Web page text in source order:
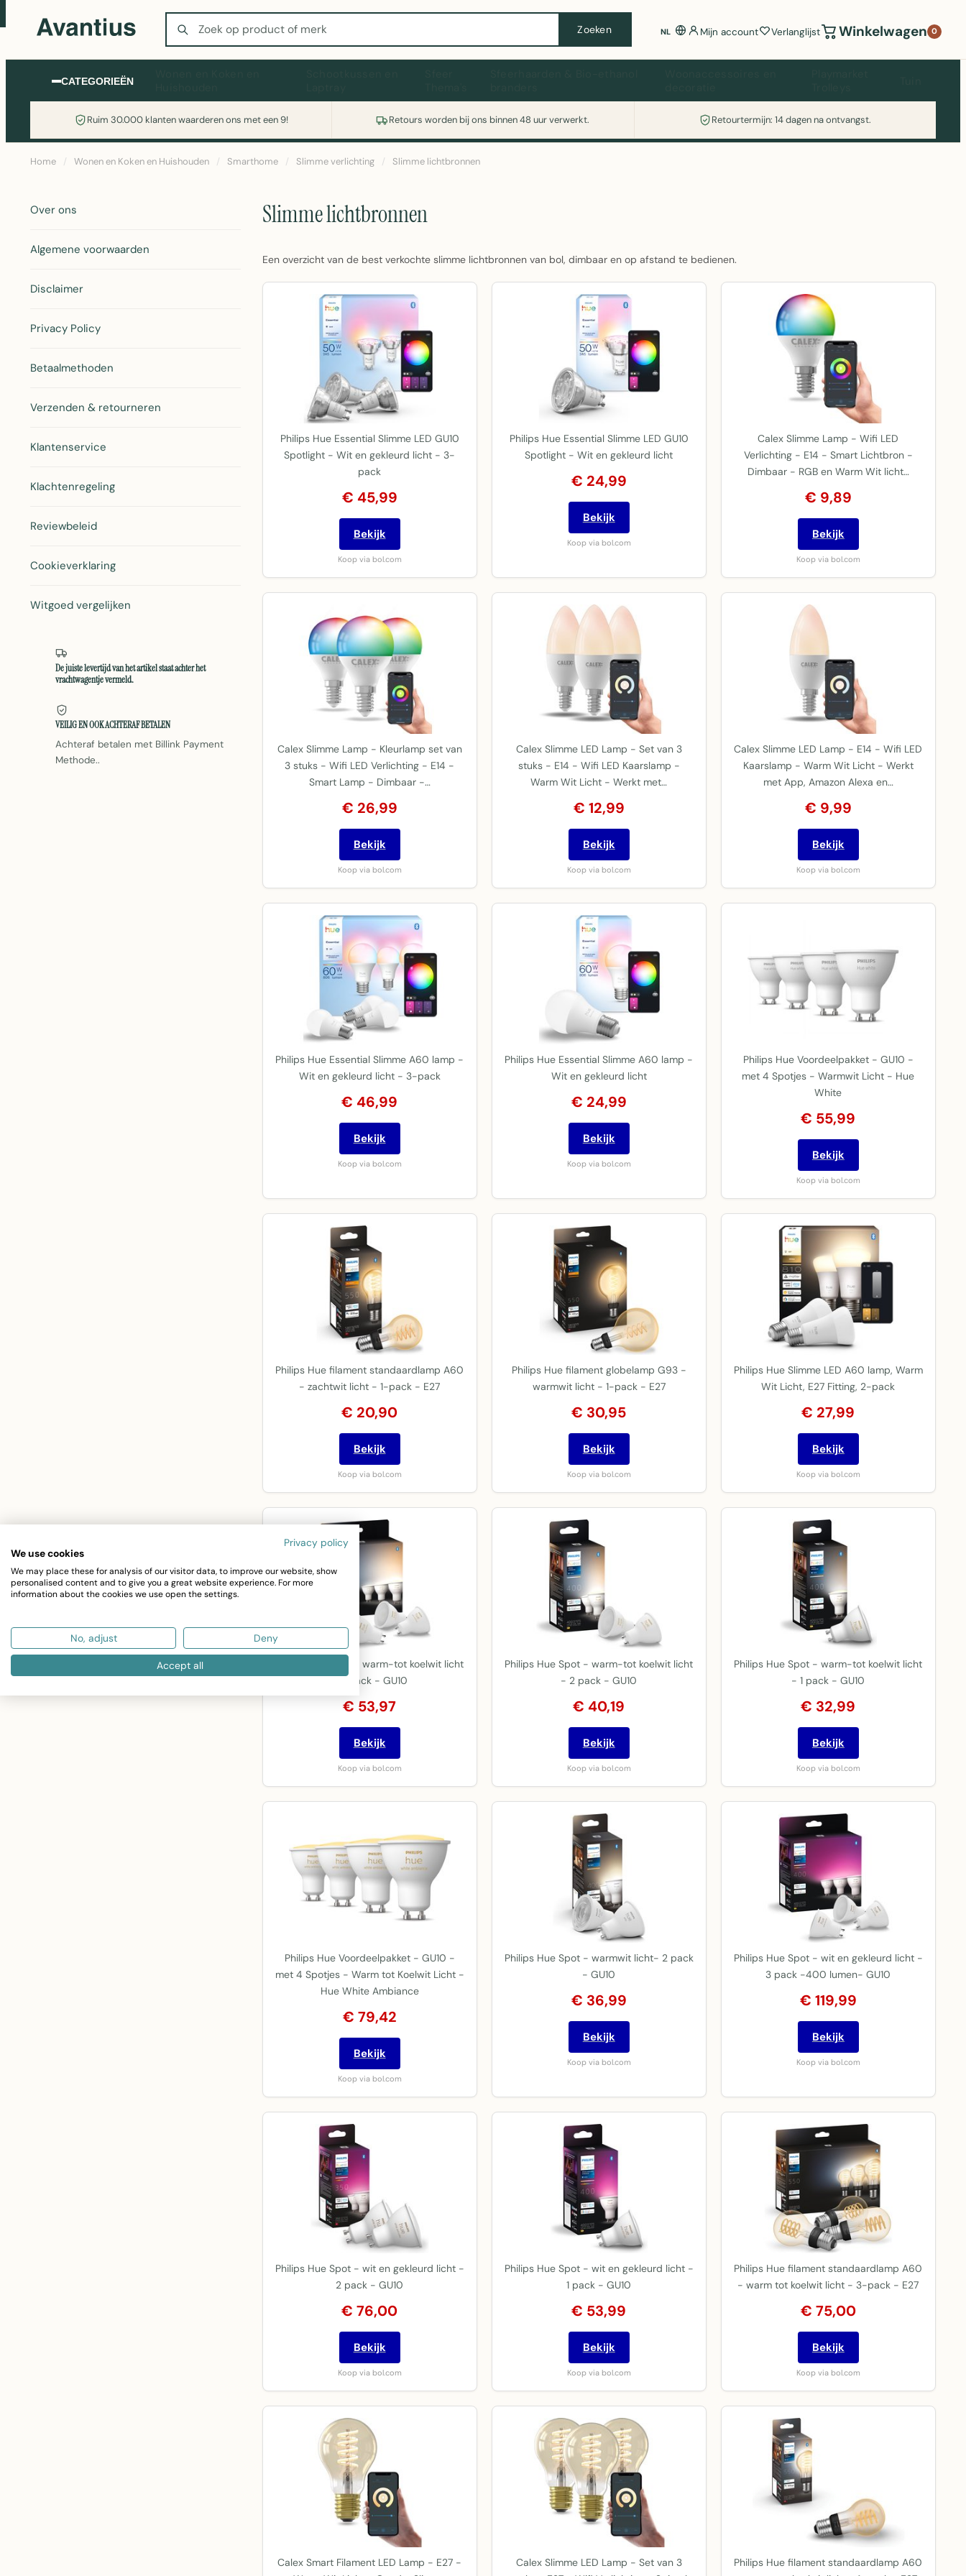
Zoeken
Zoeken NL Mijn account Verlanglijst Winkelwagen 0
CATEGORIEËN
Ruim 30.000 klanten waarderen ons met een 9! Retours worden bij ons binnen 48 uur verwerkt. Retourtermijn: 14 dagen na ontvangst.
Wasmachine of koelkast nodig? Vergelijk alle prijzen op Witgoedaanbod.nl
Home / Wonen en Koken en Huishouden / Smarthome / Slimme verlichting / Slimme lichtbronnen
Over ons
Algemene voorwaarden
Disclaimer
Privacy Policy
Betaalmethoden
Verzenden & retourneren
Klantenservice
Klachtenregeling
Reviewbeleid
Cookieverklaring
Witgoed vergelijken
De juiste levertijd van het artikel staat achter het
vrachtwagentje vermeld.
VEILIG EN OOK ACHTERAF BETALEN
Achteraf betalen met Billink Payment
Methode..
Slimme lichtbronnen
Een overzicht van de best verkochte slimme lichtbronnen van bol, dimbaar en op afstand te bedienen.
Philips Hue Essential Slimme LED GU10
Spotlight - Wit en gekleurd licht - 3-
pack
€ 45,99
Bekijk
Koop via bol.com
Philips Hue Essential Slimme LED GU10
Spotlight - Wit en gekleurd licht
€ 24,99
Bekijk
Koop via bol.com
Calex Slimme Lamp - Wifi LED
Verlichting - E14 - Smart Lichtbron -
Dimbaar - RGB en Warm Wit licht…
€ 9,89
Bekijk
Koop via bol.com
Calex Slimme Lamp - Kleurlamp set van
3 stuks - Wifi LED Verlichting - E14 -
Smart Lamp - Dimbaar -…
€ 26,99
Bekijk
Koop via bol.com
Calex Slimme LED Lamp - Set van 3
stuks - E14 - Wifi LED Kaarslamp -
Warm Wit Licht - Werkt met…
€ 12,99
Bekijk
Koop via bol.com
Calex Slimme LED Lamp - E14 - Wifi LED
Kaarslamp - Warm Wit Licht - Werkt
met App, Amazon Alexa en…
€ 9,99
Bekijk
Koop via bol.com
Philips Hue Essential Slimme A60 lamp -
Wit en gekleurd licht - 3-pack
€ 46,99
Bekijk
Koop via bol.com
Philips Hue Essential Slimme A60 lamp -
Wit en gekleurd licht
€ 24,99
Bekijk
Koop via bol.com
Philips Hue Voordeelpakket - GU10 -
met 4 Spotjes - Warmwit Licht - Hue
White
€ 55,99
Bekijk
Koop via bol.com
Philips Hue filament standaardlamp A60
- zachtwit licht - 1-pack - E27
€ 20,90
Bekijk
Koop via bol.com
Philips Hue filament globelamp G93 -
warmwit licht - 1-pack - E27
€ 30,95
Bekijk
Koop via bol.com
Philips Hue Slimme LED A60 lamp, Warm
Wit Licht, E27 Fitting, 2-pack
€ 27,99
Bekijk
Koop via bol.com
Philips Hue Spot - warm-tot koelwit licht
- 3 pack - GU10
€ 53,97
Bekijk
Koop via bol.com
Philips Hue Spot - warm-tot koelwit licht
- 2 pack - GU10
€ 40,19
Bekijk
Koop via bol.com
Philips Hue Spot - warm-tot koelwit licht
- 1 pack - GU10
€ 32,99
Bekijk
Koop via bol.com
Philips Hue Voordeelpakket - GU10 -
met 4 Spotjes - Warm tot Koelwit Licht -
Hue White Ambiance
€ 79,42
Bekijk
Koop via bol.com
Philips Hue Spot - warmwit licht- 2 pack
- GU10
€ 36,99
Bekijk
Koop via bol.com
Philips Hue Spot - wit en gekleurd licht -
3 pack -400 lumen- GU10
€ 119,99
Bekijk
Koop via bol.com
Philips Hue Spot - wit en gekleurd licht -
2 pack - GU10
€ 76,00
Bekijk
Koop via bol.com
Philips Hue Spot - wit en gekleurd licht -
1 pack - GU10
€ 53,99
Bekijk
Koop via bol.com
Philips Hue filament standaardlamp A60
- warm tot koelwit licht - 3-pack - E27
€ 75,00
Bekijk
Koop via bol.com
Calex Smart Filament LED Lamp - E27 -
Calex Slimme LED Lamp - Set van 3
Philips Hue filament standaardlamp A60
Privacy policy
We use cookies
We may place these for analysis of our visitor data, to improve our website, show
personalised content and to give you a great website experience. For more
information about the cookies we use open the settings.
No, adjust Deny
Accept all